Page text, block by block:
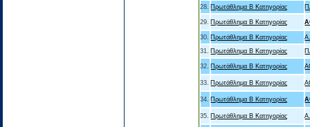
28. Πρωτάθλημα Β Κατηγορίας
29. Πρωτάθλημα Β Κατηγορίας
30. Πρωτάθλημα Β Κατηγορίας
31. Πρωτάθλημα Β Κατηγορίας
32. Πρωτάθλημα Β Κατηγορίας
33. Πρωτάθλημα Β Κατηγορίας
34. Πρωτάθλημα Β Κατηγορίας
35. Πρωτάθλημα Β Κατηγορίας